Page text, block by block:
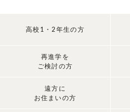
高校1・2年生の方
再進学を
ご検討の方
遠方に
お住まいの方